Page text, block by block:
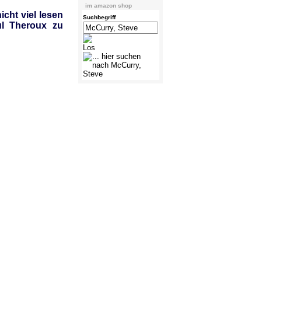
viel lesen
Theroux zu
im amazon shop
Suchbegriff